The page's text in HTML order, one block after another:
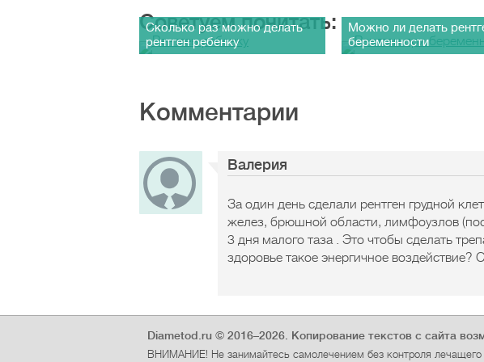
Советуем почитать:
Сколько раз можно делать
рентген ребенку
Можно ли делать
беременности
Комментарии
Валерия
За один день сделали рентген грудной
желез, брюшной области, лимфоузлов
3 дня малого таза . Это чтобы сделать
здоровье такое энергичное воздействие?
Diametod.ru © 2016–2026. Копирование текстов с сайта
ВНИМАНИЕ! Не занимайтесь самолечением без контроля лечащего